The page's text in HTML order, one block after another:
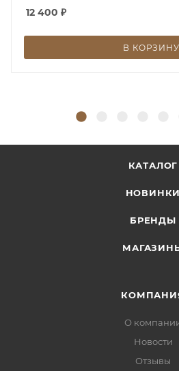
12 400 ₽
В КОРЗИНУ
КАТАЛОГ
НОВИНКИ
БРЕНДЫ
О
Новости
Отзывы